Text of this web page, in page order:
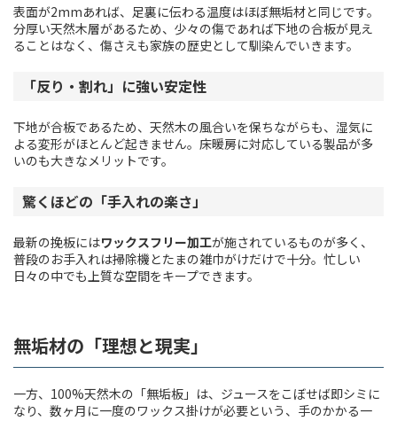
表面が2mmあれば、足裏に伝わる温度はほぼ無垢材と同じです。
分厚い天然木層があるため、少々の傷であれば下地の合板が見え
ることはなく、傷さえも家族の歴史として馴染んでいきます。
「反り・割れ」に強い安定性
下地が合板であるため、天然木の風合いを保ちながらも、湿気に
よる変形がほとんど起きません。床暖房に対応している製品が多
いのも大きなメリットです。
驚くほどの「手入れの楽さ」
最新の挽板にはワックスフリー加工が施されているものが多く、
普段のお手入れは掃除機とたまの雑巾がけだけで十分。忙しい
日々の中でも上質な空間をキープできます。
無垢材の「理想と現実」
一方、100%天然木の「無垢板」は、ジュースをこぼせば即シミに
なり、数ヶ月に一度のワックス掛けが必要という、手のかかる一